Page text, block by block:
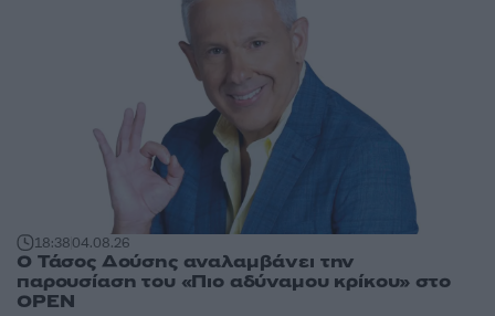
18:3804.08.26
Ο Τάσος Δούσης αναλαμβάνει την
παρουσίαση του «Πιο αδύναμου κρίκου» στο
OPEN